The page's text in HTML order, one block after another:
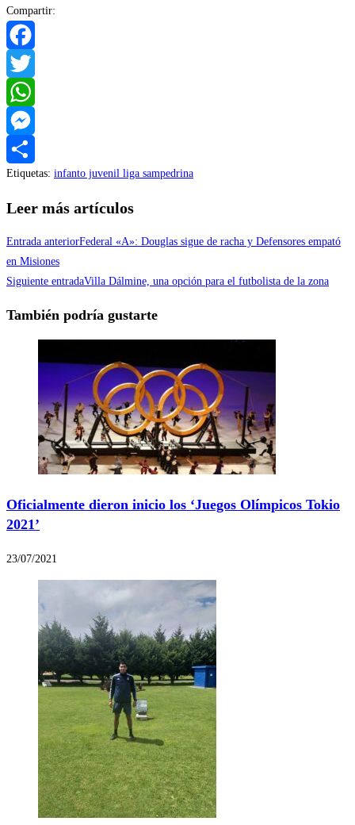
Compartir:
Facebook
Twitter
WhatsApp
Messenger
Compartir
Etiquetas: infanto juvenil liga sampedrina
Leer más artículos
Entrada anteriorFederal «A»: Douglas sigue de racha y Defensores empató
en Misiones
Siguiente entradaVilla Dálmine, una opción para el futbolista de la zona
También podría gustarte
Oficialmente dieron inicio los ‘Juegos Olímpicos Tokio
2021’
23/07/2021